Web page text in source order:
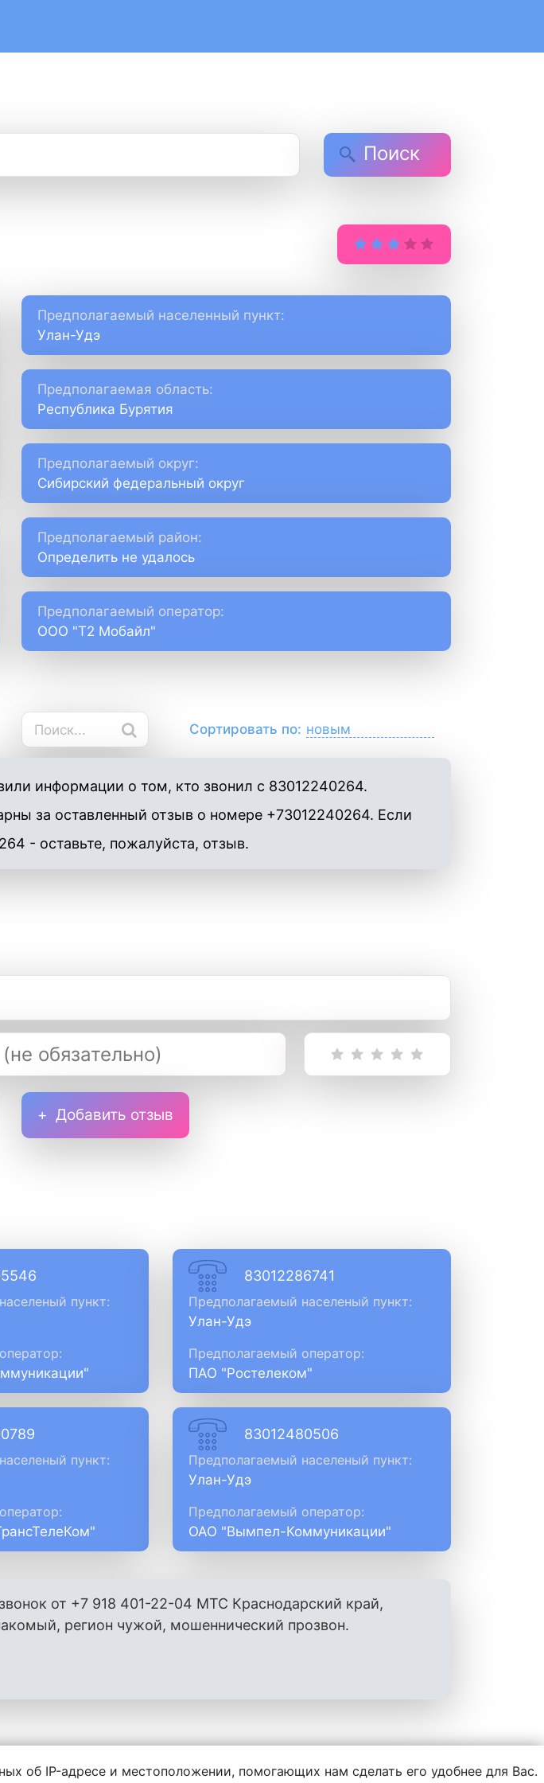
Поиск
Предполагаемый населенный пункт:
Улан-Удэ
Предполагаемая область:
Республика Бурятия
Предполагаемый округ:
Сибирский федеральный округ
Предполагаемый район:
Определить не удалось
Предполагаемый оператор:
ООО "Т2 Мобайл"
Сортировать по:
информации о том, кто звонил с 83012240264.
за оставленный отзыв о номере +73012240264. Если
- оставьте, пожалуйста, отзыв.
Добавить отзыв
пункт:
83012286741
Предполагаемый населеный пункт:
Улан-Удэ
Предполагаемый оператор:
ПАО "Ростелеком"
пункт:
83012480506
Предполагаемый населеный пункт:
Улан-Удэ
Предполагаемый оператор:
ОАО "Вымпел-Коммуникации"
от +7 918 401-22-04 МТС Краснодарский край,
регион чужой, мошеннический прозвон.
любой другой информации, написанной пользователями.
об IP-адресе и местоположении, помогающих нам сделать его удобнее для Вас.